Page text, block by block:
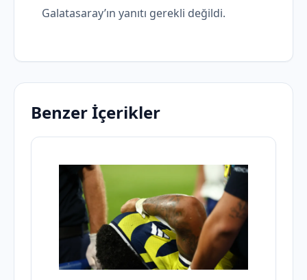
Galatasaray’ın yanıtı gerekli değildi.
Benzer İçerikler